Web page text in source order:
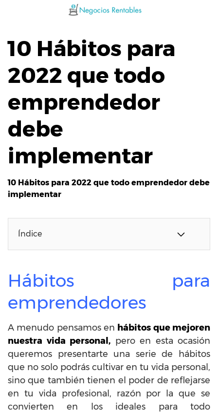
10 Hábitos para
2022 que todo
emprendedor
debe
implementar
10 Hábitos para 2022 que todo emprendedor debe
implementar
Índice
Hábitos para
emprendedores
A menudo pensamos en hábitos que mejoren
nuestra vida personal, pero en esta ocasión
queremos presentarte una serie de hábitos
que no solo podrás cultivar en tu vida personal,
sino que también tienen el poder de reflejarse
en tu vida profesional, razón por la que se
convierten en los ideales para todo